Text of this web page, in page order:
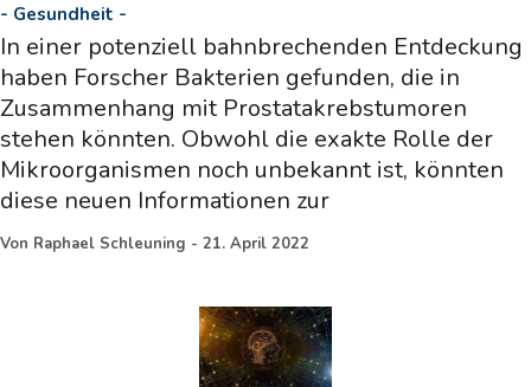
- Gesundheit -
In einer potenziell bahnbrechenden Entdeckung
haben Forscher Bakterien gefunden, die in
Zusammenhang mit Prostatakrebstumoren
stehen könnten. Obwohl die exakte Rolle der
Mikroorganismen noch unbekannt ist, könnten
diese neuen Informationen zur
Von Raphael Schleuning - 21. April 2022